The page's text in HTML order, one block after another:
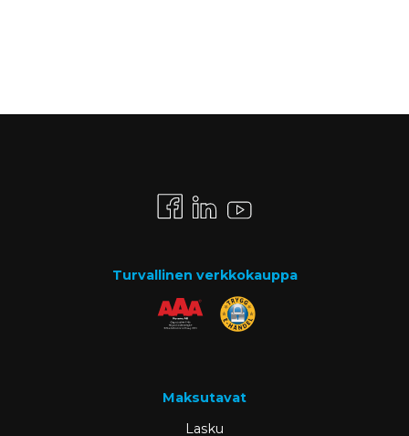
Turvallinen verkkokauppa
Maksutavat
Lasku